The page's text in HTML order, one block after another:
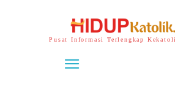
Pusat Informasi Terlengkap